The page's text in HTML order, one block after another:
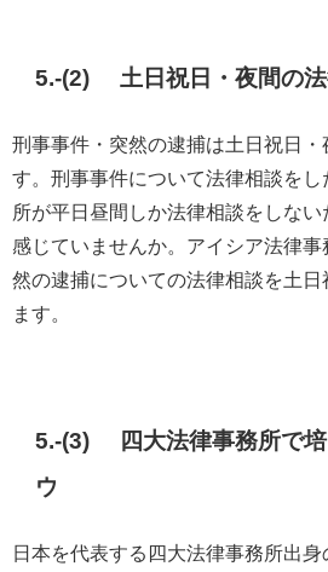
5.-(2) 土日祝日・夜間の法
刑事事件・突然の逮捕は土日祝日・
す。刑事事件について法律相談を
所が平日昼間しか法律相談をしな
感じていませんか。アイシア法律
然の逮捕についての法律相談を土日
ます。
5.-(3) 四大法律事務所で培
ウ
日本を代表する四大法律事務所出